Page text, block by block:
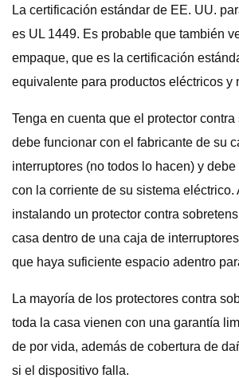
La certificación estándar de EE. UU.
es UL 1449. Es probable que también
empaque, que es la certificación
equivalente para productos eléctricos y
Tenga en cuenta que el protector
debe funcionar con el fabricante de su
interruptores (no todos lo hacen) y
con la corriente de su sistema eléctrico.
instalando un protector contra
casa dentro de una caja de
que haya suficiente espacio adentro
La mayoría de los protectores contra
toda la casa vienen con una garantía
de por vida, además de cobertura de
si el dispositivo falla.